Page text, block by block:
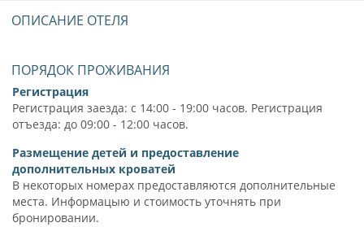
ОПИСАНИЕ ОТЕЛЯ
ПОРЯДОК ПРОЖИВАНИЯ
Регистрация
Регистрация заезда: с 14:00 - 19:00 часов. Регистрация
отъезда: до 09:00 - 12:00 часов.
Размещение детей и предоставление
дополнительных кроватей
В некоторых номерах предоставляются дополнительные
места. Информацыю и стоимость уточнять при
бронировании.